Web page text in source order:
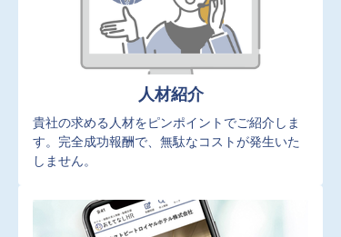
人材紹介
貴社の求める人材をピンポイントでご紹介しま
す。完全成功報酬で、無駄なコストが発生いた
しません。